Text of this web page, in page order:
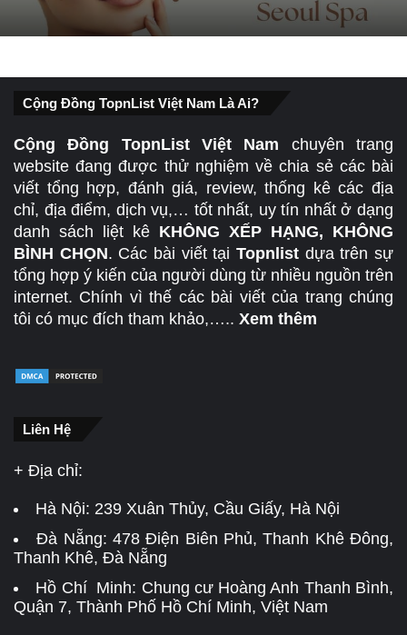
Cộng Đồng TopnList Việt Nam Là Ai?
Cộng Đồng TopnList Việt Nam chuyên trang
website đang được thử nghiệm về chia sẻ các bài
viết tổng hợp, đánh giá, review, thống kê các địa
chỉ, địa điểm, dịch vụ,… tốt nhất, uy tín nhất ở dạng
danh sách liệt kê KHÔNG XẾP HẠNG, KHÔNG
BÌNH CHỌN. Các bài viết tạiTopnlist dựa trên sự
tổng hợp ý kiến của người dùng từ nhiều nguồn trên
internet. Chính vì thế các bài viết của trang chúng
tôi có mục đích tham khảo,….. Xem thêm
Liên Hệ
+ Địa chỉ:
Hà Nội: 239 Xuân Thủy, Cầu Giấy, Hà Nội
Đà Nẵng:478 Điện Biên Phủ, Thanh Khê Đông,
Thanh Khê, Đà Nẵng
Hồ Chí Minh: Chung cư Hoàng Anh Thanh Bình,
Quận 7, Thành Phố Hồ Chí Minh, Việt Nam